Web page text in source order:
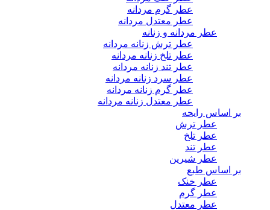
عطر گرم مردانه
عطر معتدل مردانه
عطر مردانه و زنانه
عطر ترش زنانه مردانه
عطر تلخ زنانه مردانه
عطر تند زنانه مردانه
عطر سرد زنانه مردانه
عطر گرم زنانه مردانه
عطر معتدل زنانه مردانه
بر اساس رایحه
عطر ترش
عطر تلخ
عطر تند
عطر شیرین
بر اساس طبع
عطر خنک
عطر گرم
عطر معتدل